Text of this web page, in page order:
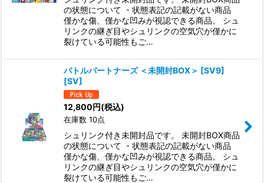
の状態について ・状態表記の記載がない商品
僅かな傷、僅かな凹みが視認できる商品。 シュ
リンクの継ぎ目やシュリンクの空気穴が僅かに
裂けている可能性もご…
バトルパートナーズ ＜未開封BOX＞ [SV9]
[SV]
12,800円(税込)
在庫数 10点
シュリンク付き未開封品です。 未開封BOX商品
の状態について ・状態表記の記載がない商品
僅かな傷、僅かな凹みが視認できる商品。 シュ
リンクの継ぎ目やシュリンクの空気穴が僅かに
裂けている可能性もご…